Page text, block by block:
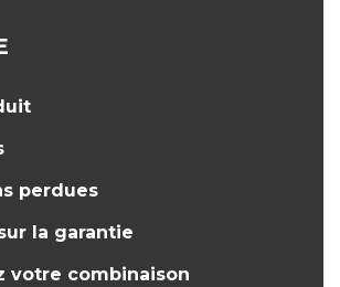
perdues
la garantie
votre combinaison